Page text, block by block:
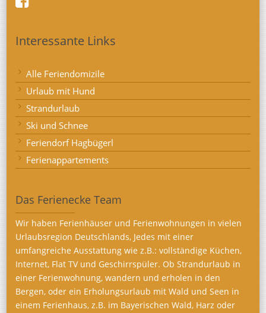
Interessante Links
Alle Feriendomizile
Urlaub mit Hund
Strandurlaub
Ski und Schnee
Feriendorf Hagbügerl
Ferienappartements
Das Ferienecke Team
Wir haben Ferienhäuser und Ferienwohnungen in vielen
Urlaubsregion Deutschlands, Jedes mit einer
umfangreiche Ausstattung wie z.B.: vollständige Küchen,
Internet, Flat TV und Geschirrspüler. Ob Strandurlaub in
einer Ferienwohnung, wandern und erholen in den
Bergen, oder ein Erholungsurlaub mit Wald und Seen in
einem Ferienhaus, z.B. im Bayerischen Wald, Harz oder